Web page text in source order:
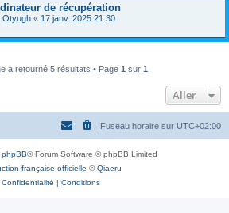
de récupération
Otyugh « 17 janv. 2025 21:30
a retourné 5 résultats • Page 1 sur 1
Aller
Fuseau horaire sur UTC+02:00
phpBB® Forum Software © phpBB Limited
française officielle ©Qiaeru
Confidentialité | Conditions